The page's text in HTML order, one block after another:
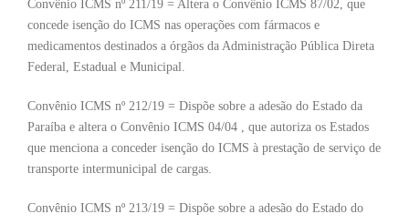
Convênio ICMS nº 211/19 = Altera o Convênio ICMS 87/02, que
concede isenção do ICMS nas operações com fármacos e
medicamentos destinados a órgãos da Administração Pública Direta
Federal, Estadual e Municipal.
Convênio ICMS nº 212/19 = Dispõe sobre a adesão do Estado da
Paraíba e altera o Convênio ICMS 04/04 , que autoriza os Estados
que menciona a conceder isenção do ICMS à prestação de serviço de
transporte intermunicipal de cargas.
Convênio ICMS nº 213/19 = Dispõe sobre a adesão do Estado do